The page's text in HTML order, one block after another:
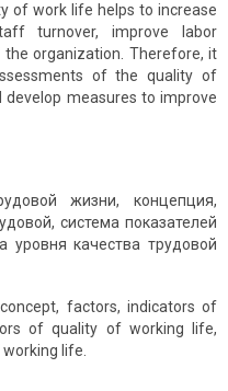
of work life helps to increase
turnover, improve labor
organization. Therefore, it
of the quality of
measures to improve
жизни, концепция,
система показателей
уровня качества трудовой
factors, indicators of
of quality of working life,
life.